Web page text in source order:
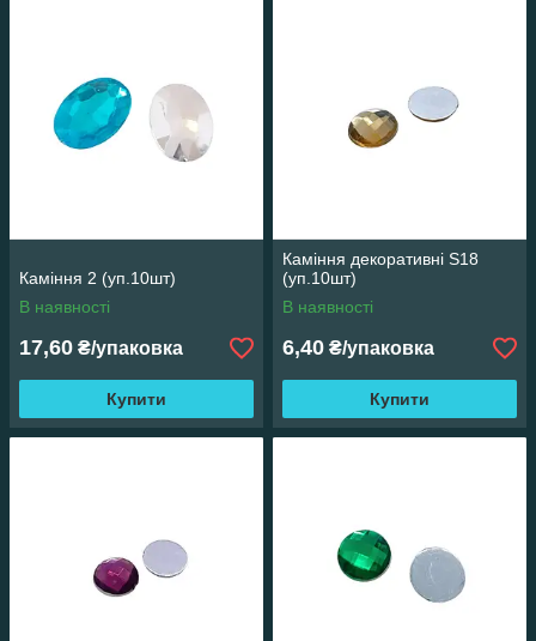
Каміння 2 (уп.10шт)
В наявності
17,60 ₴/упаковка
Купити
Каміння декоративні S18
(уп.10шт)
В наявності
6,40 ₴/упаковка
Купити